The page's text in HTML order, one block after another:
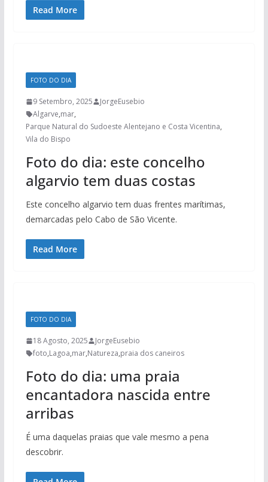
Read More
FOTO DO DIA
9 Setembro, 2025
JorgeEusebio
Algarve,mar,
Parque Natural do Sudoeste Alentejano e Costa Vicentina,
Vila do Bispo
Foto do dia: este concelho
algarvio tem duas costas
Este concelho algarvio tem duas frentes marítimas,
demarcadas pelo Cabo de São Vicente.
Read More
FOTO DO DIA
18 Agosto, 2025
JorgeEusebio
foto,Lagoa,mar,Natureza,praia dos caneiros
Foto do dia: uma praia
encantadora nascida entre
arribas
É uma daquelas praias que vale mesmo a pena
descobrir.